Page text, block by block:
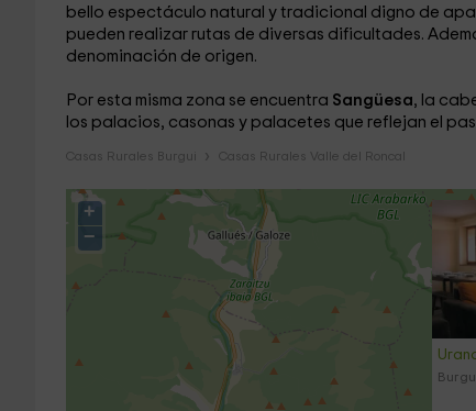
bello espectáculo natural y tradicional digno de
pueden realizar rutas de diversas dificultades.
denominación de origen.
Por esta misma zona se encuentra Sangüesa, la
los palacios, casonas y palacetes que reflejan el
Casas Rurales Burgui Casas Rurales Valle del Roncal
+
−